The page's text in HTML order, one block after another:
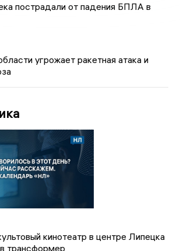
пострадали от падения БПЛА в
угрожает ракетная атака и
кинотеатр в центре Липецка
трансформер